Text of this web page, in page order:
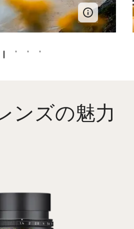
ンズの魅力